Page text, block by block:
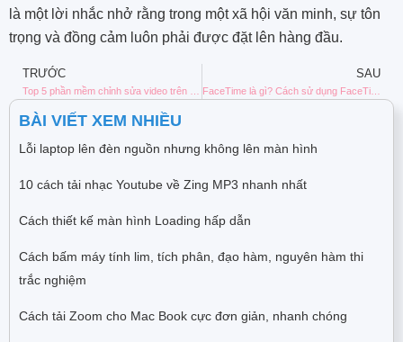
là một lời nhắc nhở rằng trong một xã hội văn minh, sự tôn
trọng và đồng cảm luôn phải được đặt lên hàng đầu.
TRƯỚC SAU
FaceTime là gì? Cách sử dụng FaceTime trên iPhone, iPad, Mac
BÀI VIẾT XEM NHIỀU
Lỗi laptop lên đèn nguồn nhưng không lên màn hình
10 cách tải nhạc Youtube về Zing MP3 nhanh nhất
Cách thiết kế màn hình Loading hấp dẫn
Cách bấm máy tính lim, tích phân, đạo hàm, nguyên hàm thi
trắc nghiệm
Cách tải Zoom cho Mac Book cực đơn giản, nhanh chóng